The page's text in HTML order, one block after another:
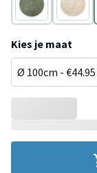
Groen Beige
Kies je maat